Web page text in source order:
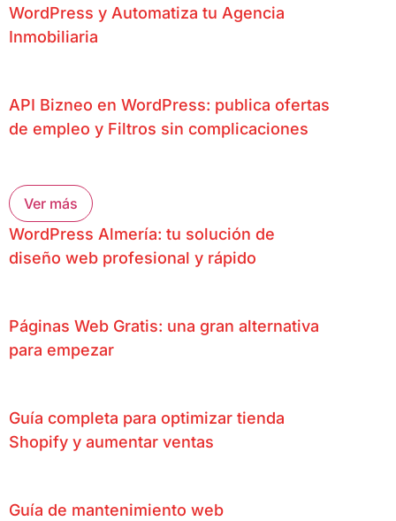
WordPress y Automatiza tu Agencia
Inmobiliaria
API Bizneo en WordPress: publica ofertas
de empleo y Filtros sin complicaciones
Ver más
WordPress Almería: tu solución de
diseño web profesional y rápido
Páginas Web Gratis: una gran alternativa
para empezar
Guía completa para optimizar tienda
Shopify y aumentar ventas
Guía de mantenimiento web